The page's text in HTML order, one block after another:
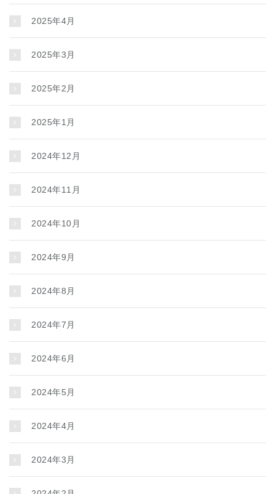
2025年4月
2025年3月
2025年2月
2025年1月
2024年12月
2024年11月
2024年10月
2024年9月
2024年8月
2024年7月
2024年6月
2024年5月
2024年4月
2024年3月